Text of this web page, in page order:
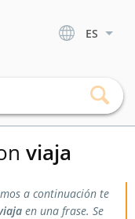
ES
viaja
a continuación te
en una frase. Se